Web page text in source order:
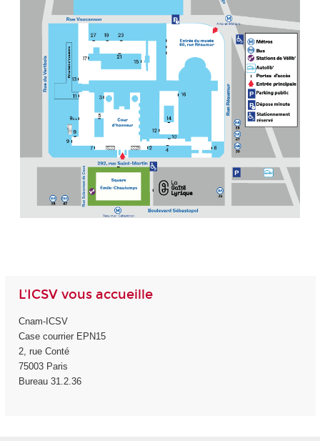
L'ICSV vous accueille
Cnam-ICSV
Case courrier EPN15
2, rue Conté
75003 Paris
Bureau 31.2.36